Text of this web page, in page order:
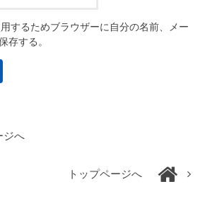
するためブラウザーに自分の名前、メー
存する。
ジへ
トップページへ